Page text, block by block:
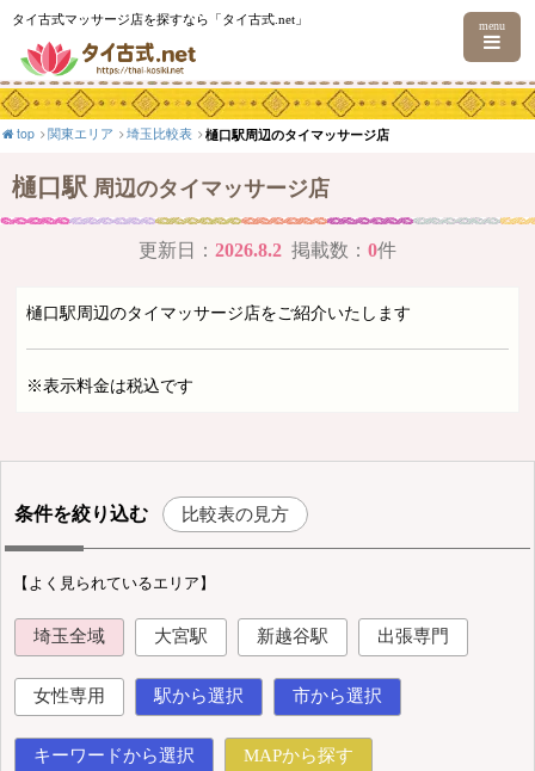
タイ古式マッサージ店を探すなら「タイ古式.net」 menu
top 関東エリア 埼玉比較表 樋口駅周辺のタイマッサージ店
樋口駅 周辺のタイマッサージ店
更新日： 2026.8.2 掲載数： 0件
樋口駅周辺のタイマッサージ店をご紹介いたします
※表示料金は税込です
条件を絞り込む 比較表の見方
【よく見られているエリア】
埼玉全域 大宮駅 新越谷駅 出張専門
女性専用 駅から選択 市から選択
キーワードから選択 MAPから探す